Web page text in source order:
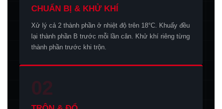
CHUẨN BỊ & KHỬ KHÍ
Xử lý cả 2 thành phần ở nhiệt độ trên 18°C. Khuấy đều
lại thành phần B trước mỗi lần cân. Khử khí riêng từng
thành phần trước khi trộn.
02